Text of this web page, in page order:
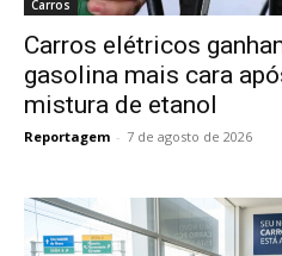
Carros
Carros elétricos
gasolina mais cara
mistura de etanol
Reportagem - 7 de agosto de 2026